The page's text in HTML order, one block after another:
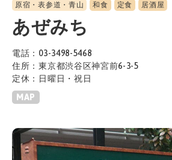
原宿・表参道・青山 和食 定食 居酒屋
あぜみち
電話：03-3498-5468
住所：東京都渋谷区神宮前6-3-5
定休：日曜日・祝日
MAP